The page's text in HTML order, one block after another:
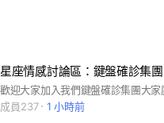
星座情感討論區：鍵盤確診集團
成員237
1 小時前